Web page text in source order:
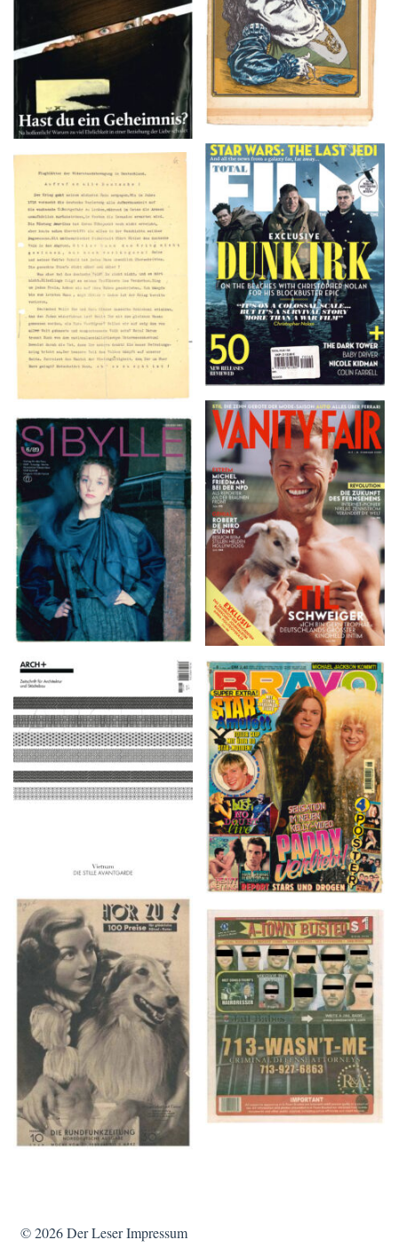
TOTAL FILM #260 –
SUMMER 2017
Flugblätter der Weissen
Rose – V, Januar 1943
VANITY FAIR – Nr. 7 –
8. Februar 2007
SIBYLLE 6/89
ARCH+ Nr. 226, Herbst
2016
BRAVO – Nr. 8, 13. Febr.
1997
HÖR ZU! – 1949,
NUMMER 10, Woche
vom 27. Februar bis 05.
März
A-TOWN BUSTED –
8/15/16–9/1/16
© 2026Der Leser Impressum